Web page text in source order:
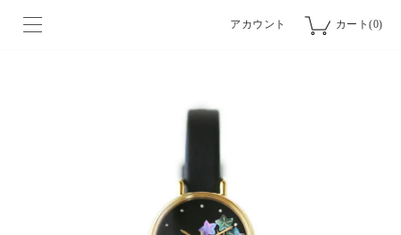
アカウント カート(0)